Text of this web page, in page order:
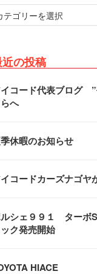
の投稿
コード代表ブログ
へ
休暇のお知らせ
コードカーズナゴヤ
シェ９９１ ターボ
ク発売開始
HIACE